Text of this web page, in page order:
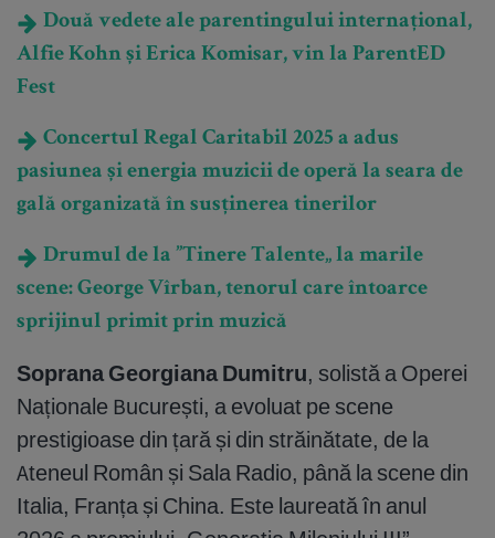
Două vedete ale parentingului internațional,
Alfie Kohn și Erica Komisar, vin la ParentED
Fest
Concertul Regal Caritabil 2025 a adus
pasiunea și energia muzicii de operă la seara de
gală organizată în susținerea tinerilor
Drumul de la ”Tinere Talente„ la marile
scene: George Vîrban, tenorul care întoarce
sprijinul primit prin muzică
Soprana Georgiana Dumitru, solistă a Operei
Naționale București, a evoluat pe scene
prestigioase din țară și din străinătate, de la
Ateneul Român și Sala Radio, până la scene din
Italia, Franța și China. Este laureată în anul